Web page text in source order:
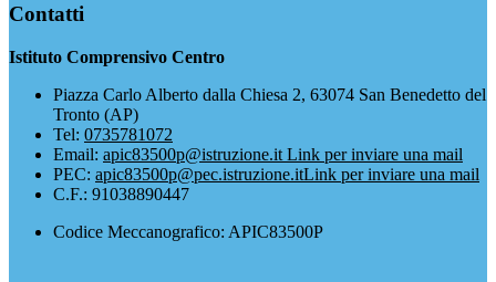
Contatti
Istituto Comprensivo Centro
Piazza Carlo Alberto dalla Chiesa 2, 63074 San Benedetto del
Tronto (AP)
Tel: 0735781072
Email: apic83500p@istruzione.it Link per inviare una mail
PEC: apic83500p@pec.istruzione.itLink per inviare una mail
C.F.: 91038890447
Codice Meccanografico: APIC83500P